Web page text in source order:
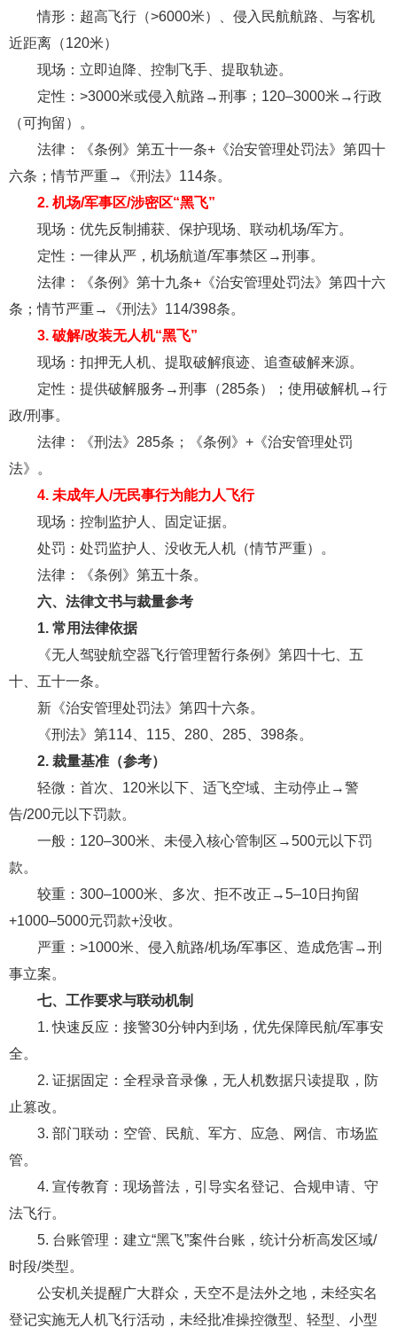
情形：超高飞行（>6000米）、侵入民航航路、与客机
近距离（120米）
现场：立即迫降、控制飞手、提取轨迹。
定性：>3000米或侵入航路→刑事；120–3000米→行政
（可拘留）。
法律：《条例》第五十一条+《治安管理处罚法》第四十
六条；情节严重→《刑法》114条。
2. 机场/军事区/涉密区“黑飞”
现场：优先反制捕获、保护现场、联动机场/军方。
定性：一律从严，机场航道/军事禁区→刑事。
法律：《条例》第十九条+《治安管理处罚法》第四十六
条；情节严重→《刑法》114/398条。
3. 破解/改装无人机“黑飞”
现场：扣押无人机、提取破解痕迹、追查破解来源。
定性：提供破解服务→刑事（285条）；使用破解机→行
政/刑事。
法律：《刑法》285条；《条例》+《治安管理处罚
法》。
4. 未成年人/无民事行为能力人飞行
现场：控制监护人、固定证据。
处罚：处罚监护人、没收无人机（情节严重）。
法律：《条例》第五十条。
六、法律文书与裁量参考
1. 常用法律依据
《无人驾驶航空器飞行管理暂行条例》第四十七、五
十、五十一条。
新《治安管理处罚法》第四十六条。
《刑法》第114、115、280、285、398条。
2. 裁量基准（参考）
轻微：首次、120米以下、适飞空域、主动停止→警
告/200元以下罚款。
一般：120–300米、未侵入核心管制区→500元以下罚
款。
较重：300–1000米、多次、拒不改正→5–10日拘留
+1000–5000元罚款+没收。
严重：>1000米、侵入航路/机场/军事区、造成危害→刑
事立案。
七、工作要求与联动机制
1. 快速反应：接警30分钟内到场，优先保障民航/军事安
全。
2. 证据固定：全程录音录像，无人机数据只读提取，防
止篡改。
3. 部门联动：空管、民航、军方、应急、网信、市场监
管。
4. 宣传教育：现场普法，引导实名登记、合规申请、守
法飞行。
5. 台账管理：建立“黑飞”案件台账，统计分析高发区域/
时段/类型。
公安机关提醒广大群众，天空不是法外之地，未经实名
登记实施无人机飞行活动，未经批准操控微型、轻型、小型